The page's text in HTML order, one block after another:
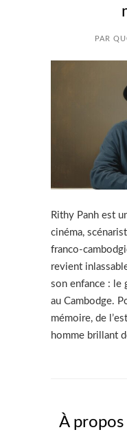
PAR
Rithy Panh est
cinéma,
franco-
revient
son enfance : le
au Cambodge.
mémoire, de
homme brillant
À propos